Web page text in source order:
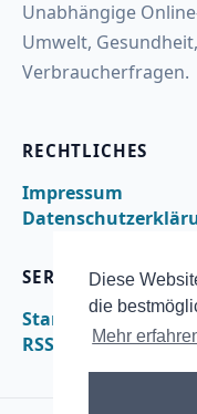
Diese
die
Mehr
Unabhängige
Umwelt,
Verbraucherfragen.
RECHTLICHES
Impressum
SERVICE
Startseite
RSS